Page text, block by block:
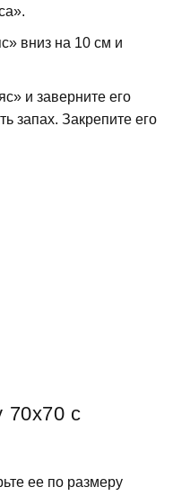
вниз на 10 см и
и заверните его
запах. Закрепите его
70х70 с
ее по размеру